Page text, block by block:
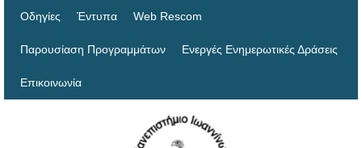
Οδηγίες Έντυπα Web Rescom
Παρουσίαση Προγραμμάτων Ενεργές Ενημερωτικές Δράσεις
Επικοινωνία